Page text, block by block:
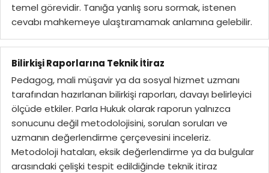
temel görevidir. Tanığa yanlış soru sormak, istenen
cevabı mahkemeye ulaştıramamak anlamına gelebilir.
Bilirkişi Raporlarına Teknik İtiraz
Pedagog, mali müşavir ya da sosyal hizmet uzmanı
tarafından hazırlanan bilirkişi raporları, davayı belirleyici
ölçüde etkiler. Parla Hukuk olarak raporun yalnızca
sonucunu değil metodolojisini, sorulan soruları ve
uzmanın değerlendirme çerçevesini inceleriz.
Metodoloji hataları, eksik değerlendirme ya da bulgular
arasındaki çelişki tespit edildiğinde teknik itiraz